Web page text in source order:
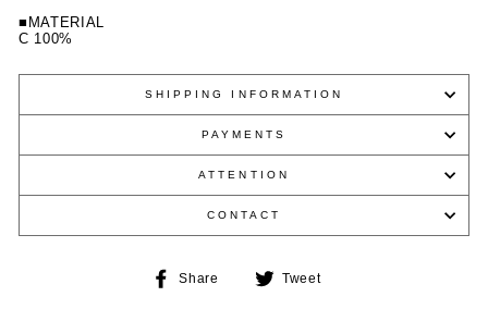
■MATERIAL
C 100%
SHIPPING INFORMATION
PAYMENTS
ATTENTION
CONTACT
Share
Share Tweet